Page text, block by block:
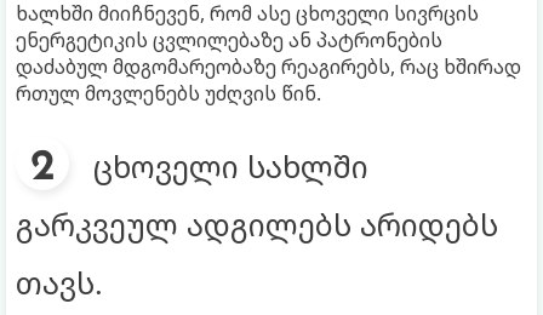
ხალხში მიიჩნევენ, რომ ასე ცხოველი სივრცის
ენერგეტიკის ცვლილებაზე ან პატრონების
დაძაბულ მდგომარეობაზე რეაგირებს, რაც ხშირად
რთულ მოვლენებს უძღვის წინ.
ცხოველი სახლში
გარკვეულ ადგილებს არიდებს
თავს.